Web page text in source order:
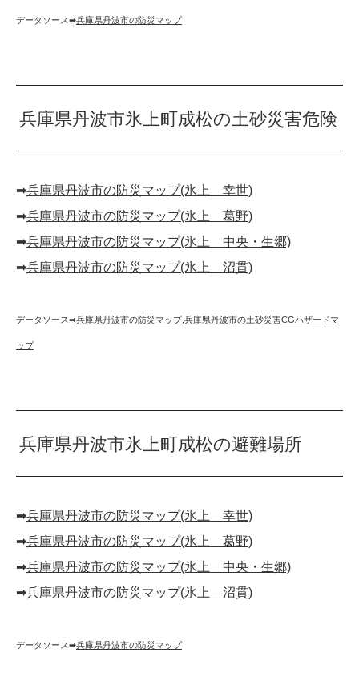
データソース➡︎兵庫県丹波市の防災マップ
兵庫県丹波市氷上町成松の土砂災害危険
➡︎兵庫県丹波市の防災マップ(氷上 幸世)
➡︎兵庫県丹波市の防災マップ(氷上 葛野)
➡︎兵庫県丹波市の防災マップ(氷上 中央・生郷)
➡︎兵庫県丹波市の防災マップ(氷上 沼貫)
データソース➡︎兵庫県丹波市の防災マップ,兵庫県丹波市の土砂災害CGハザードマ
ップ
兵庫県丹波市氷上町成松の避難場所
➡︎兵庫県丹波市の防災マップ(氷上 幸世)
➡︎兵庫県丹波市の防災マップ(氷上 葛野)
➡︎兵庫県丹波市の防災マップ(氷上 中央・生郷)
➡︎兵庫県丹波市の防災マップ(氷上 沼貫)
データソース➡︎兵庫県丹波市の防災マップ